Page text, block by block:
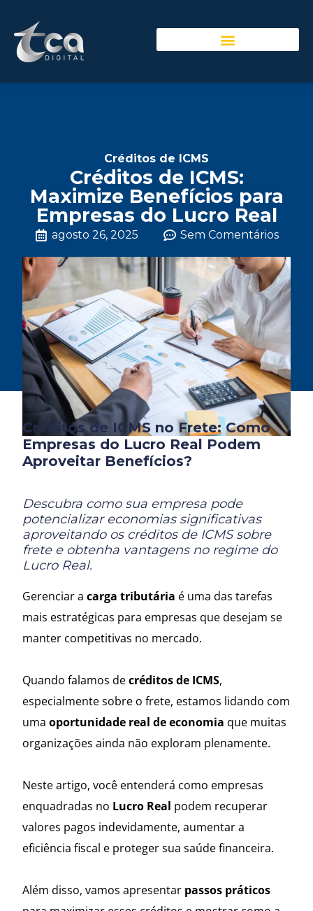
Créditos de ICMS
Créditos de ICMS:
Maximize Benefícios para
Empresas do Lucro Real
agosto 26, 2025 Sem Comentários
Créditos de ICMS no Frete: Como
Empresas do Lucro Real Podem
Aproveitar Benefícios?
Descubra como sua empresa pode
potencializar economias significativas
aproveitando os créditos de ICMS sobre
frete e obtenha vantagens no regime do
Lucro Real.
Gerenciar a carga tributária é uma das tarefas
mais estratégicas para empresas que desejam se
manter competitivas no mercado.
Quando falamos decréditos de ICMS,
especialmente sobre o frete, estamos lidando com
uma oportunidade real de economia que muitas
organizações ainda não exploram plenamente.
Neste artigo, você entenderá como empresas
enquadradas no Lucro Real podem recuperar
valores pagos indevidamente, aumentar a
eficiência fiscal e proteger sua saúde financeira.
Além disso, vamos apresentar passos práticos